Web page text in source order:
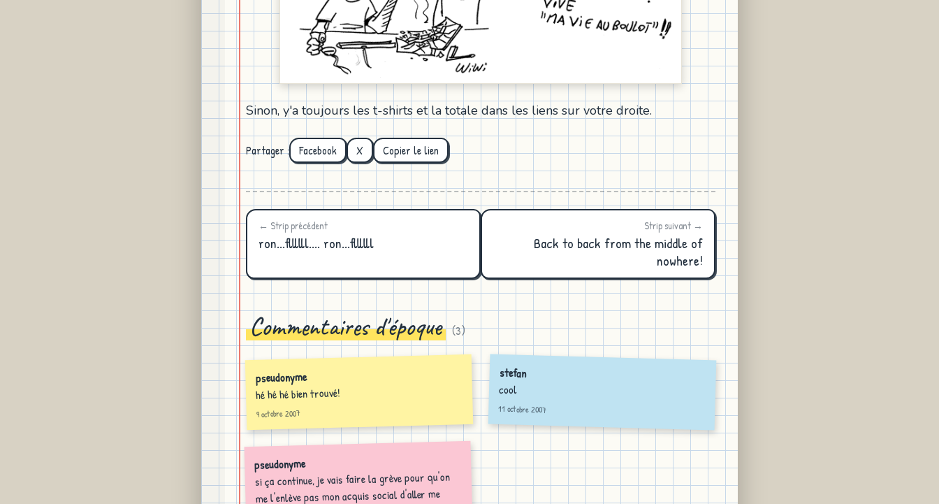
Sinon, y'a toujours les t-shirts et la totale dans les liens sur votre droite.
Partager : Facebook X Copier le lien
← Strip précédent
ron...fllllll.... ron...fllllll
Strip suivant →
Back to back from the middle of
nowhere!
Commentaires d'époque (3)
pseudonyme
hé hé hé bien trouvé!
9 octobre 2007
stefan
cool
11 octobre 2007
pseudonyme
si ça continue, je vais faire la grève pour qu'on
me l'enlève pas mon acquis social d'aller me